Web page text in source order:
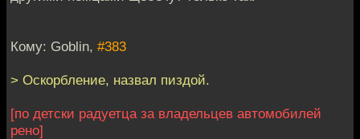
Кому: Goblin, #383
> Оскорбление, назвал пиздой.
[по детски радуетца за владельцев автомобилей
рено]